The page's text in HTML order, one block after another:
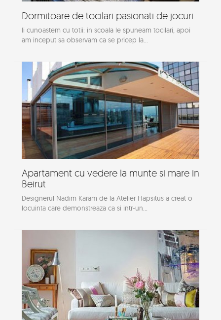
Dormitoare de tocilari pasionati de jocuri
Ii cunoastem cu totii: in scoala le spuneam tocilari, apoi
am inceput sa observam ca se pricep la...
Apartament cu vedere la munte si mare in
Beirut
Designerul Nadim Karam de la Atelier Hapsitus a creat o
locuinta care demonstreaza ca si intr-un...